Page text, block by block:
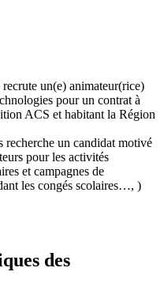
un(e) animateur(rice)
pour un contrat à
ACS et habitant la Région
recherche un candidat motivé
pour les activités
et campagnes de
les congés scolaires…, )
des